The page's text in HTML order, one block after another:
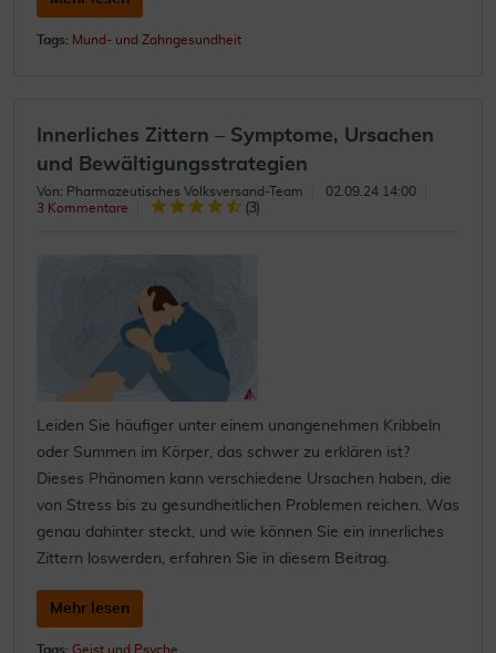
Tags: Mund- und Zahngesundheit
Innerliches Zittern – Symptome, Ursachen
und Bewältigungsstrategien
Von: Pharmazeutisches Volksversand-Team
02.09.24 14:00
3 Kommentare
(3)
Leiden Sie häufiger unter einem unangenehmen Kribbeln
oder Summen im Körper, das schwer zu erklären ist?
Dieses Phänomen kann verschiedene Ursachen haben, die
von Stress bis zu gesundheitlichen Problemen reichen. Was
genau dahinter steckt, und wie können Sie ein innerliches
Zittern loswerden, erfahren Sie in diesem Beitrag.
Mehr lesen
Tags: Geist und Psyche